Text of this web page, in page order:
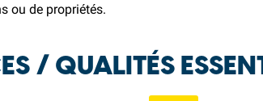
ou de propriétés.
/ QUALITÉS